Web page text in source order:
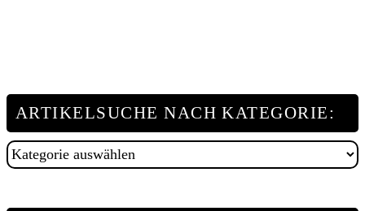
ARTIKELSUCHE NACH KATEGORIE:
Artikelsuche